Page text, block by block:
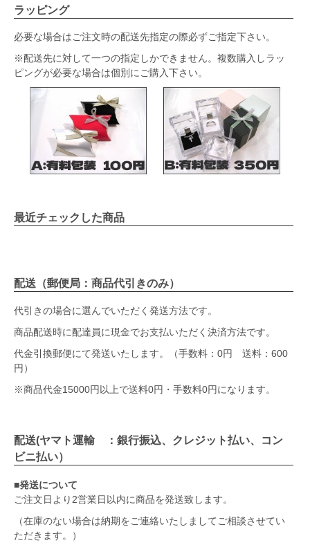
ラッピング
必要な場合はご注文時の配送先指定の際必ずご指定下さい。
※配送先に対して一つの指定しかできません。複数購入しラッ
ピングが必要な場合は個別にご購入下さい。
最近チェックした商品
配送（郵便局：商品代引きのみ）
代引きの場合に選んでいただく発送方法です。
商品配送時に配達員に現金でお支払いただく決済方法です。
代金引換郵便にて発送いたします。（手数料：0円 送料：600
円）
※商品代金15000円以上で送料0円・手数料0円になります。
配送(ヤマト運輸 ：銀行振込、クレジット払い、コン
ビニ払い）
■発送について
ご注文日より2営業日以内に商品を発送致します。
（在庫のない場合は納期をご連絡いたしましてご相談させてい
ただきます。）